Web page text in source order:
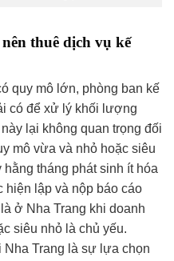
thuê dịch vụ kế
quy mô lớn, phòng ban kế
có để xử lý khối lượng
lại không quan trọng đối
mô vừa và nhỏ hoặc siêu
tháng phát sinh ít hóa
hiện lập và nộp báo cáo
ở Nha Trang khi doanh
siêu nhỏ là chủ yếu.
Nha Trang là sự lựa chọn